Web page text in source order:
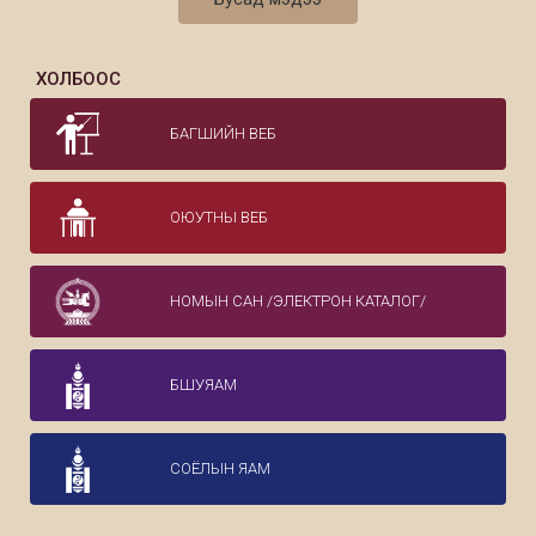
сургуулийн захирал, ОХУ-ын соёлын
удирдлагын төлөөллийн хамт хүлээн
авч уулзав.
ХОЛБООС
БАГШИЙН ВЕБ
ОЮУТНЫ ВЕБ
НОМЫН САН /ЭЛЕКТРОН КАТАЛОГ/
БШУЯАМ
СОЁЛЫН ЯАМ